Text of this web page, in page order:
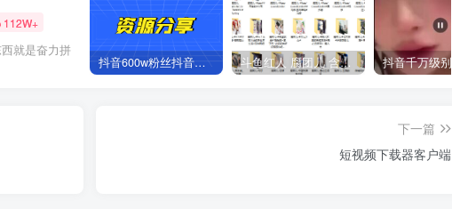
112W+
就是奋力拼
抖音600w粉丝抖音网红痞幼一手资料 877P 500M 含私拍 斗鱼红人 腐团儿 含付费 大尺写真 32套
下一篇
短视频下载器客户端